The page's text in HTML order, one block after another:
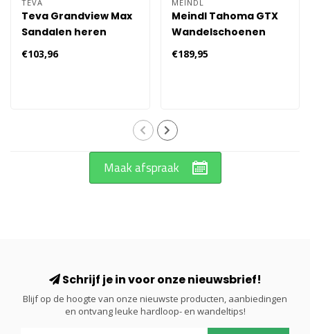
TEVA
Teva Grandview Max
Sandalen heren
€103,96
MEINDL
Meindl Tahoma GTX
Wandelschoenen
Heren
€189,95
Maak afspraak
Schrijf je in voor onze nieuwsbrief!
Blijf op de hoogte van onze nieuwste producten, aanbiedingen
en ontvang leuke hardloop- en wandeltips!